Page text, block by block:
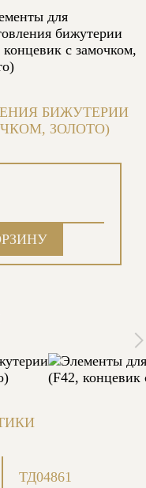
БИЖУТЕРИИ
ЗОЛОТО)
ТД04861